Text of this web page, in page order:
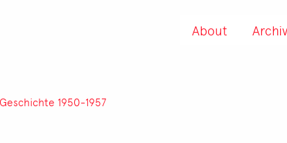
About Archiv
Geschichte 1950-1957